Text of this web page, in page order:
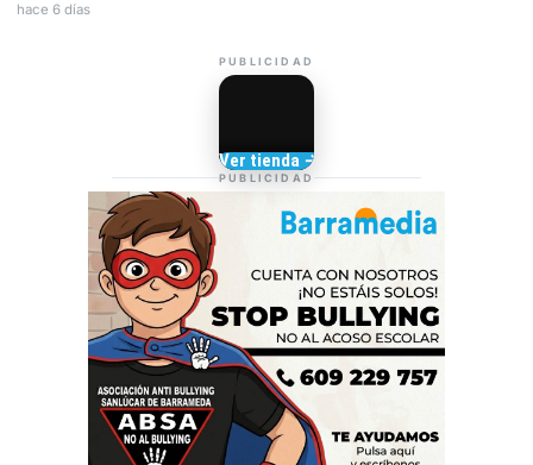
hace 6 días
PUBLICIDAD
TIENDA DE
Camisetas de Sanlúcar
Ver tienda →
PUBLICIDAD